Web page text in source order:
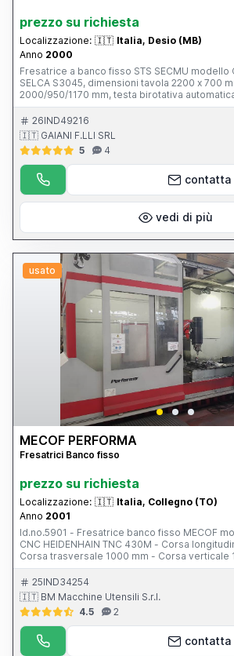
prezzo su richiesta
Localizzazione: 🇮🇹 Italia, Desio (MB)
Anno 2000
Fresatrice a banco fisso STS SECMU
SELCA S3045, dimensioni tavola 2200 x 700
2000/950/1170 mm, testa birotativa
Marchio CE
26IND49216
🇮🇹 GAIANI F.LLI SRL
5
4
contatta
vedi di più
usato
MECOF PERFORMA
Fresatrici Banco fisso
prezzo su richiesta
Localizzazione: 🇮🇹 Italia, Collegno (TO)
Anno 2001
Id.no.5901 - Fresatrice banco fisso MECOF
CNC HEIDENHAIN TNC 430M - Corsa
Corsa trasversale 1000 mm - Corsa verticale
Dimensioni tavola 2200 x 1150 mm - Cono
mandrino 19000 rpm - Potenza motore
costruzione 2001 - Elettromandrino
indexata 1°x 1°
25IND34254
🇮🇹 BM Macchine Utensili S.r.l.
4.5
2
contatta